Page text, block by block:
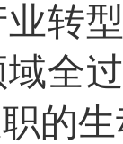
转
全
的